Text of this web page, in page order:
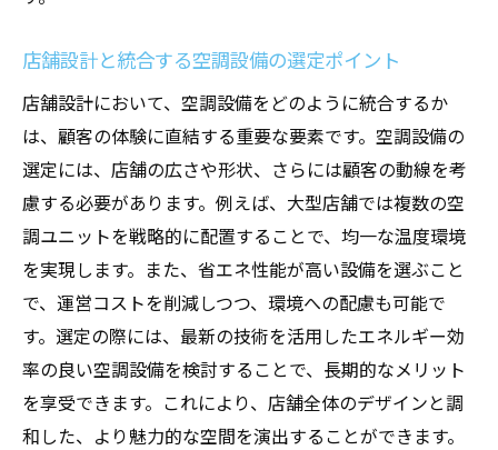
レンド
エネルギー効率を考慮した空調設備の選び方
エネルギー効率の高い空調設備の選定基準
環境に優しい冷暖房工事の実践法
省エネを実現するための空調設備配置戦略
コスト削減に貢献する空調設備の賢い選び
方
最新の省エネ技術を用いた空調設備のメリ
ット
エネルギー効率を高める空調設備のアップ
デート方法
店舗設計と統合する空調設備の選定ポイント
店舗設計において、空調設備をどのように統合するか
は、顧客の体験に直結する重要な要素です。空調設備の
選定には、店舗の広さや形状、さらには顧客の動線を考
慮する必要があります。例えば、大型店舗では複数の空
調ユニットを戦略的に配置することで、均一な温度環境
を実現します。また、省エネ性能が高い設備を選ぶこと
で、運営コストを削減しつつ、環境への配慮も可能で
す。選定の際には、最新の技術を活用したエネルギー効
率の良い空調設備を検討することで、長期的なメリット
を享受できます。これにより、店舗全体のデザインと調
和した、より魅力的な空間を演出することができます。